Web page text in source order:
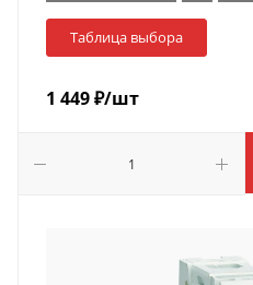
Таблица выбора
1 449₽/шт